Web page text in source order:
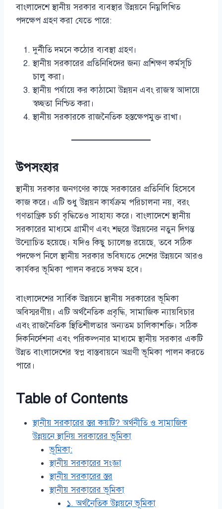
বাংলাদেশে স্থানীয় সরকার ব্যবস্থার উন্নয়নে নিম্নলিখিত
পদক্ষেপ গ্রহণ করা যেতে পারে:
দুর্নীতি দমনে কঠোর ব্যবস্থা গ্রহণ।
স্থানীয় সরকারের প্রতিনিধিদের জন্য প্রশিক্ষণ কর্মসূচি
চালু করা।
স্থানীয় পর্যায়ে কর কাঠামো উন্নয়ন এবং রাজস্ব আদায়ে
স্বচ্ছতা নিশ্চিত করা।
স্থানীয় সরকারকে রাজনৈতিক হস্তক্ষেপমুক্ত রাখা।
উপসংহার
স্থানীয় সরকার জনগণের কাছে সরকারের প্রতিনিধি হিসেবে
কাজ করে। এটি শুধু উন্নয়ন কার্যক্রম পরিচালনা নয়, বরং
গণতান্ত্রিক চর্চা বৃদ্ধিতেও সাহায্য করে। বাংলাদেশে স্থানীয়
সরকারের মাধ্যমে গ্রামীণ এবং শহুরে উন্নয়নের নতুন দিগন্ত
উন্মোচিত হয়েছে। যদিও কিছু চ্যালেঞ্জ রয়েছে, তবে সঠিক
পদক্ষেপ নিলে স্থানীয় সরকার ভবিষ্যতে দেশের উন্নয়নে আরও
কার্যকর ভূমিকা পালন করতে সক্ষম হবে।
বাংলাদেশের সার্বিক উন্নয়নে স্থানীয় সরকারের ভূমিকা
অবিস্মরণীয়। এটি অর্থনৈতিক প্রবৃদ্ধি, সামাজিক ন্যায়বিচার
এবং রাজনৈতিক স্থিতিশীলতার অন্যতম চালিকাশক্তি। সঠিক
দিকনির্দেশনা এবং পরিকল্পনার মাধ্যমে স্থানীয় সরকার একটি
উন্নত বাংলাদেশের স্বপ্ন বাস্তবায়নে অগ্রণী ভূমিকা পালন করতে
পারে।
Table of Contents
স্থানীয় সরকারের স্তর কয়টি? অর্থনীতি ও সামাজিক
উন্নয়নে স্থানিয় সরকারের ভূমিকা
ভূমিকা:
স্থানীয় সরকারের সংজ্ঞা
স্থানীয় সরকারের স্তর
স্থানীয় সরকারের ভূমিকা
১. অর্থনৈতিক উন্নয়নে ভূমিকা